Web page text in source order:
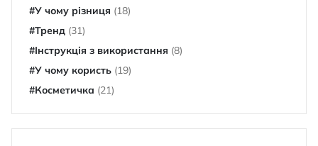
#У чому різниця (18)
#Тренд (31)
#Інструкція з використання (8)
#У чому користь (19)
#Косметичка (21)